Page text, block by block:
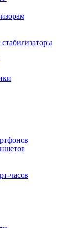
часов